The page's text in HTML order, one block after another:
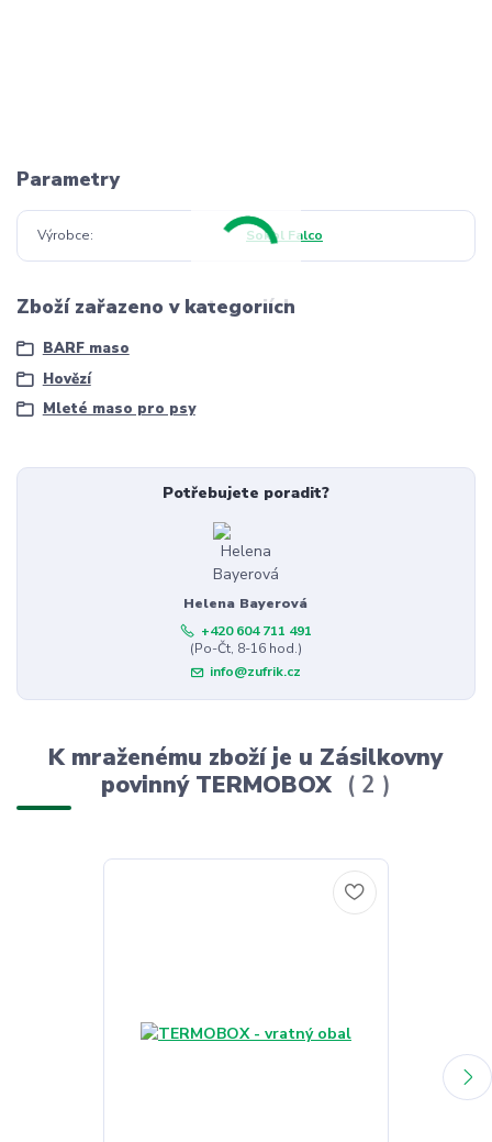
Parametry
Výrobce Sokol Falco
Zboží zařazeno v kategoriích
BARF maso
Hovězí
Mleté maso pro psy
Potřebujete poradit?
Helena Bayerová
+420 604 711 491
(Po-Čt, 8-16 hod.)
info@zufrik.cz
K mraženému zboží je u Zásilkovny
povinný TERMOBOX
2